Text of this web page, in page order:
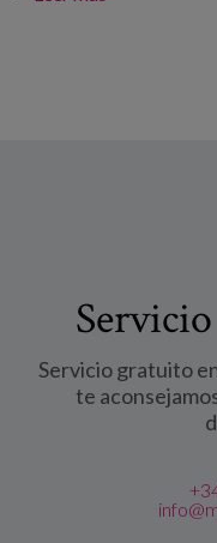
Servicio gratuito
te